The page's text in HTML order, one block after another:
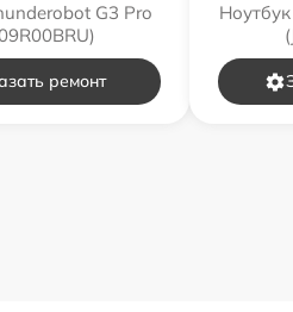
G3 Pro
ремонт